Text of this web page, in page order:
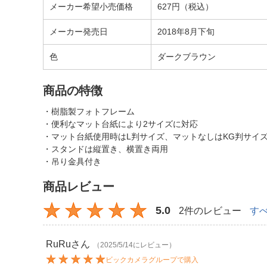
メーカー希望小売価格 627円（税込）
メーカー発売日 2018年8月下旬
色 ダークブラウン
商品の特徴
・樹脂製フォトフレーム
・便利なマット台紙により2サイズに対応
・マット台紙使用時はL判サイズ、マットなしはKG判サイ
・スタンドは縦置き、横置き両用
・吊り金具付き
商品レビュー
5.0 2件のレビュー す
RuRuさん
（2025/5/14にレビュー）
ビックカメラグループで購入